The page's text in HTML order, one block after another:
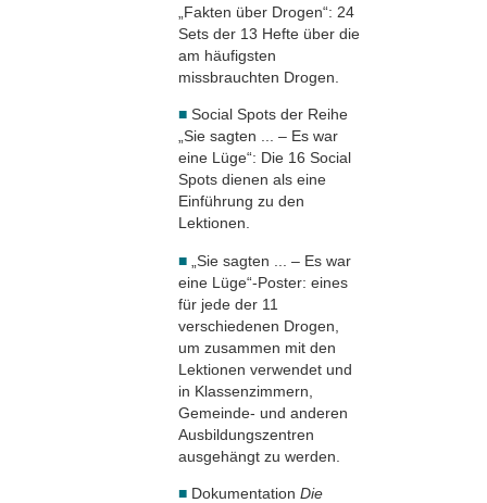
„Fakten über Drogen“: 24
Sets der 13 Hefte über die
am häufigsten
missbrauchten Drogen.
■ Social Spots der Reihe
„Sie sagten ... – Es war
eine Lüge“: Die 16 Social
Spots dienen als eine
Einführung zu den
Lektionen.
■ „Sie sagten ... – Es war
eine Lüge“-Poster: eines
für jede der 11
verschiedenen Drogen,
um zusammen mit den
Lektionen ver­wendet und
in Klassen­zimmern,
Gemeinde- und anderen
Ausbildungszentren
ausgehängt zu werden.
■ Dokumentation Die